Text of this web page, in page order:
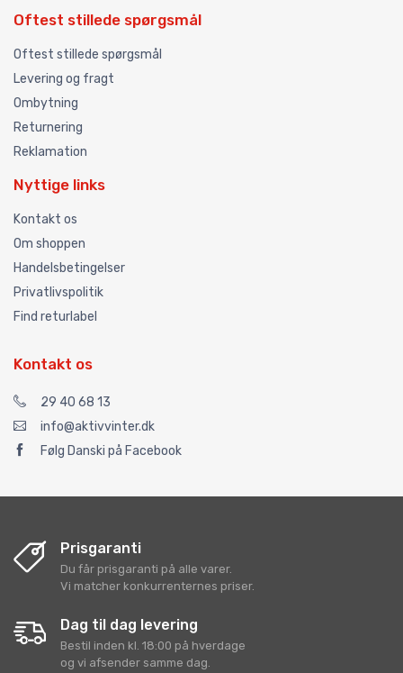
Oftest stillede spørgsmål
Oftest stillede spørgsmål
Levering og fragt
Ombytning
Returnering
Reklamation
Nyttige links
Kontakt os
Om shoppen
Handelsbetingelser
Privatlivspolitik
Find returlabel
Kontakt os
29 40 68 13
info@aktivvinter.dk
Følg Danski på Facebook
Prisgaranti
Du får prisgaranti på alle varer.
Vi matcher konkurrenternes priser.
Dag til dag levering
Bestil inden kl. 18:00 på hverdage
og vi afsender samme dag.